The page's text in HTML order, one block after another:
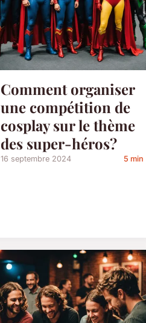
Comment organiser
une compétition de
cosplay sur le thème
des super-héros?
16 septembre 2024 5 min